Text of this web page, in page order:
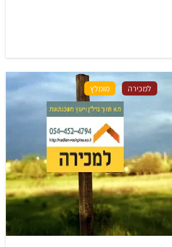
למכירה מומלץ